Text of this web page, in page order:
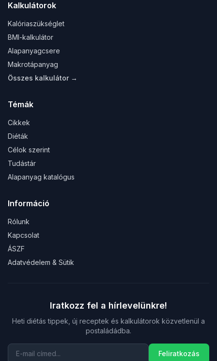
Kalkulátorok
Kalóriaszükséglet
BMI-kalkulátor
Alapanyagcsere
Makrotápanyag
Összes kalkulátor →
Témák
Cikkek
Diéták
Célok szerint
Tudástár
Alapanyag katalógus
Információ
Rólunk
Kapcsolat
ÁSZF
Adatvédelem & Sütik
Iratkozz fel a hírlevelünkre!
Heti diétás tippek, új receptek és kalkulátorok közvetlenül a
postaládádba.
Feliratkozás